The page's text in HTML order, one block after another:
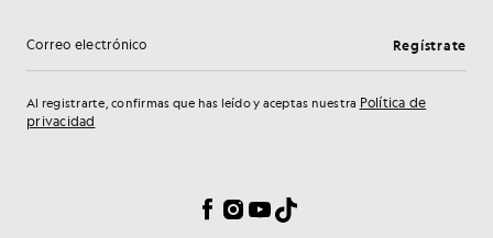
Dirección de correo electrónico Regístrate
Al registrarte, confirmas que has leído y aceptas nuestra Política de
privacidad
Facebook
Instagram
YouTube
TikTok